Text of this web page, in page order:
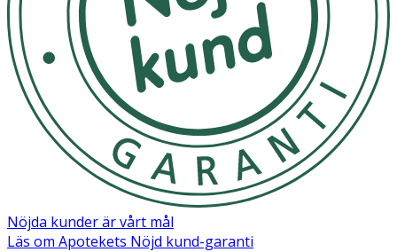
Nöjda kunder är vårt mål
Läs om Apotekets Nöjd kund-garanti